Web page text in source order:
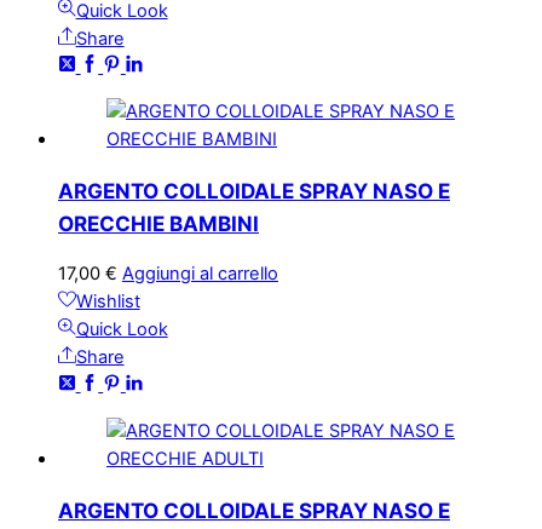
Quick Look
Share
ARGENTO COLLOIDALE SPRAY NASO E
ORECCHIE BAMBINI
17,00 € Aggiungi al carrello
Wishlist
Quick Look
Share
ARGENTO COLLOIDALE SPRAY NASO E